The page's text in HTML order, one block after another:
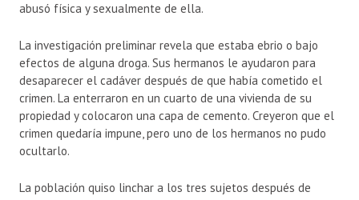
abusó física y sexualmente de ella.
La investigación preliminar revela que estaba ebrio o bajo
efectos de alguna droga. Sus hermanos le ayudaron para
desaparecer el cadáver después de que había cometido el
crimen. La enterraron en un cuarto de una vivienda de su
propiedad y colocaron una capa de cemento. Creyeron que el
crimen quedaría impune, pero uno de los hermanos no pudo
ocultarlo.
La población quiso linchar a los tres sujetos después de